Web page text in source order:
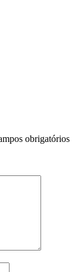
obrigatórios